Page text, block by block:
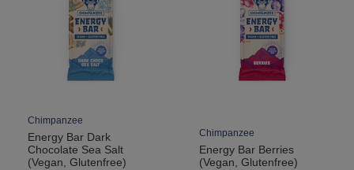
Chimpanzee
Energy Bar Dark
Chocolate Sea Salt
(Vegan, Glutenfree)
Chimpanzee
Energy Bar Berries
(Vegan, Glutenfree)